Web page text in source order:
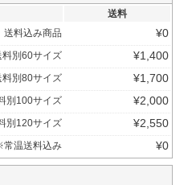
送料
送料込み商品
¥0
料別60サイズ ¥1,400
料別80サイズ ¥1,700
別100サイズ ¥2,000
別120サイズ ¥2,550
温送料込み ¥0